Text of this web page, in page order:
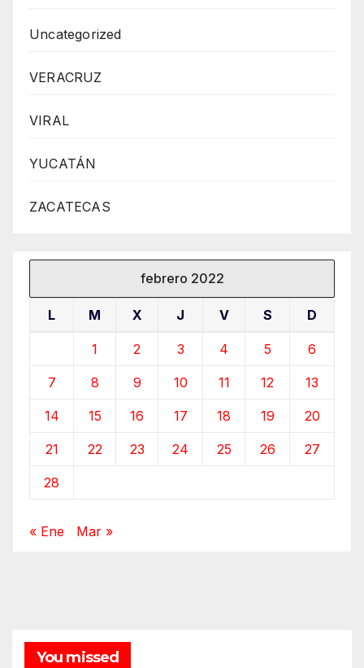
Uncategorized
VERACRUZ
VIRAL
YUCATÁN
ZACATECAS
febrero 2022
L M X J V S D
1 2 3 4 5 6
7 8 9 10 11 12 13
14 15 16 17 18 19 20
21 22 23 24 25 26 27
28
« Ene Mar »
You missed